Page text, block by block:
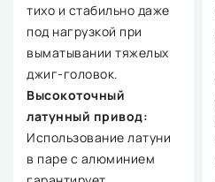
тихо и стабильно даже
под нагрузкой при
выматывании тяжелых
джиг-головок.
Высокоточный
латунный привод:
Использование латуни
в паре с алюминием